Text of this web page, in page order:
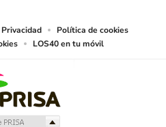
Política de cookies
LOS40 en tu móvil